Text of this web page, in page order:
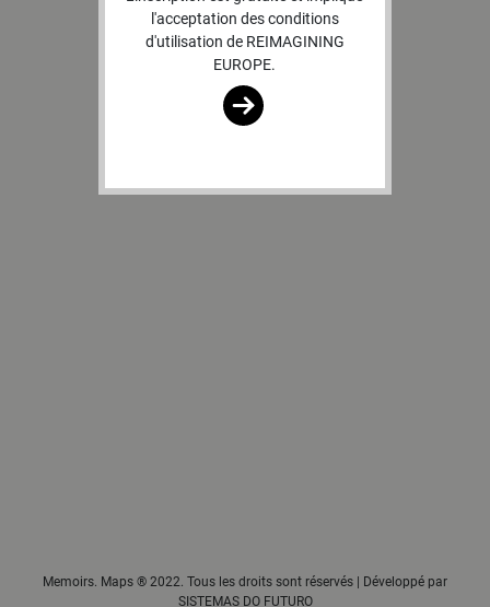
Memoirs. Maps ® 2022. Tous les droits sont réservés | Développé par
SISTEMAS DO FUTURO